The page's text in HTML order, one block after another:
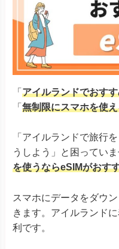
「 アイルランドでおす
「 無制限にスマホを使
「アイルランドで旅行
うしよう」と困っていま
を使うならeSIMがおす
スマホにデータをダウ
きます。アイルランド
利です。